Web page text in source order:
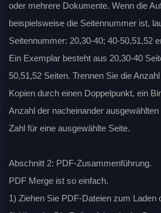
oder mehrere Dokumente. Wenn die
beispielsweise die Seitennummer ist,
Seitennummer: 20,30-40; 40-50,51,52
Ein Exemplar besteht aus 20,30-40
50,51,52 Seiten. Trennen Sie die
Kopien durch einen Doppelpunkt, ein
Anzahl der nacheinander
Zahl für eine ausgewählte Seite.
Abschnitt 2: PDF-Zusammenführung.
PDF Merge ist so einfach.
1) Ziehen Sie PDF-Dateien zum Laden